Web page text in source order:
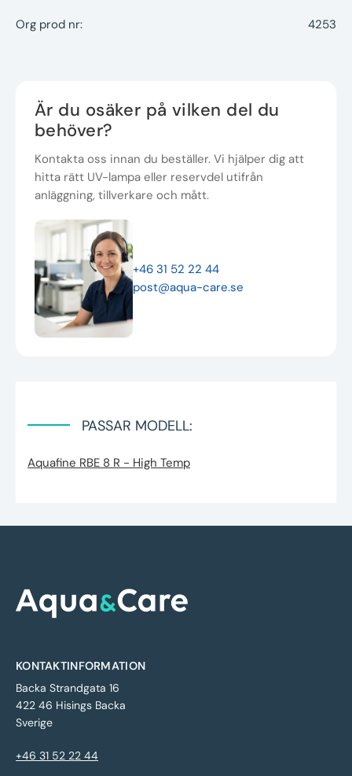
Org prod nr: 4253
Är du osäker på vilken del du
behöver?
Kontakta oss innan du beställer. Vi hjälper dig att
hitta rätt UV-lampa eller reservdel utifrån
anläggning, tillverkare och mått.
+46 31 52 22 44
post@aqua-care.se
PASSAR MODELL:
Aquafine RBE 8 R - High Temp
KONTAKTINFORMATION
Backa Strandgata 16
422 46 Hisings Backa
Sverige
+46 31 52 22 44